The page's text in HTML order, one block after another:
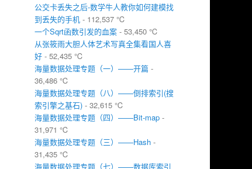
公交卡丢失之后-数学牛人教你如何建模找
到丢失的手机 - 112,537 ℃
一个Sqrt函数引发的血案 - 53,450 ℃
从张筱雨大胆人体艺术写真全集看国人喜
好 - 52,435 ℃
海量数据处理专题（一）——开篇 -
36,486 ℃
海量数据处理专题（八）——倒排索引(搜
索引擎之基石) - 32,615 ℃
海量数据处理专题（四）——Bit-map -
31,971 ℃
海量数据处理专题（三）——Hash -
31,435 ℃
海量数据处理专题（七）——数据库索引